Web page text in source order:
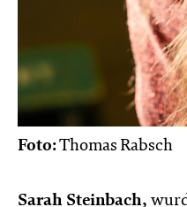
Foto:Thomas Rabsch
Sarah Steinbach,